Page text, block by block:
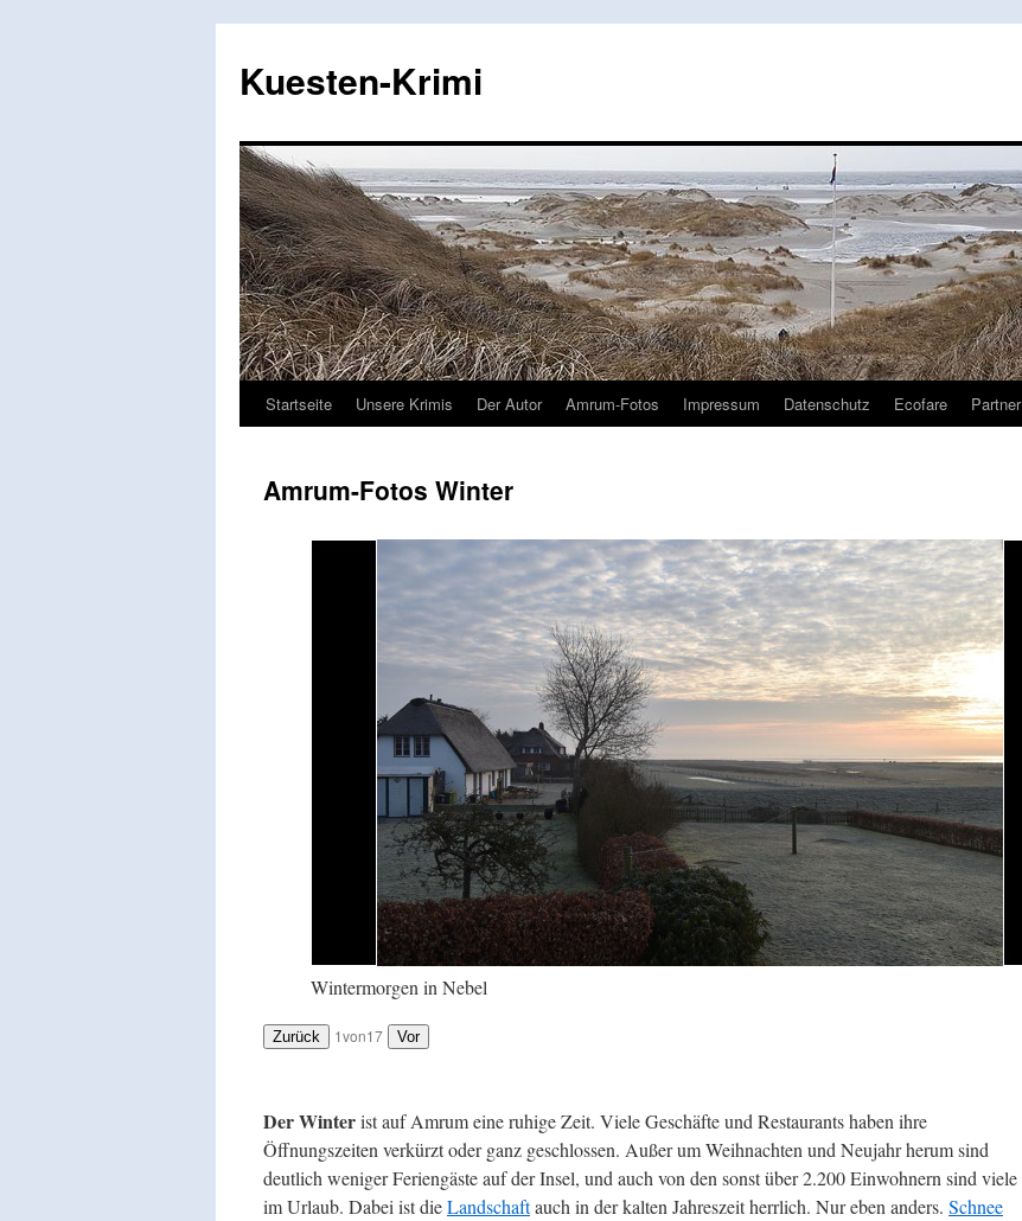
springen
Kuesten-Krimi
Startseite Unsere Krimis Der Autor Amrum-Fotos Impressum Datenschutz Ecofare Partner
Amrum-Fotos Winter
Wintermorgen in Nebel
Zurück 1von17 Vor
Der Winterist auf Amrum eine ruhige Zeit. Viele Geschäfte und Restaurants haben ihre
Öffnungszeiten verkürzt oder ganz geschlossen. Außer um Weihnachten und Neujahr herum sind
deutlich weniger Feriengäste auf der Insel, und auch von den sonst über 2.200 Einwohnern sind viele
im Urlaub. Dabei ist dieLandschaftauch in der kalten Jahreszeit herrlich. Nur eben anders. Schnee